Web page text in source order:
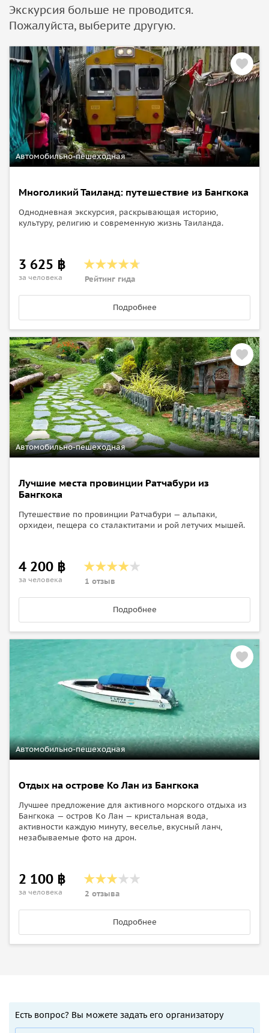
Экскурсия больше не проводится.
Пожалуйста, выберите другую.
Автомобильно-пешеходная
Многоликий Таиланд: путешествие из Бангкока
Однодневная экскурсия, раскрывающая историю,
культуру, религию и современную жизнь Таиланда.
3 625 ฿
за человека Рейтинг гида
Подробнее
Автомобильно-пешеходная
Лучшие места провинции Ратчабури из
Бангкока
Путешествие по провинции Ратчабури — альпаки,
орхидеи, пещера со сталактитами и рой летучих мышей.
4 200 ฿
за человека 1 отзыв
Подробнее
Автомобильно-пешеходная
Отдых на острове Ко Лан из Бангкока
Лучшее предложение для активного морского отдыха из
Бангкока — остров Kо Лан — кристальная вода,
активности каждую минуту, веселье, вкусный ланч,
незабываемые фото на дрон.
2 100 ฿
за человека 2 отзыва
Подробнее
Есть вопрос? Вы можете задать его организатору